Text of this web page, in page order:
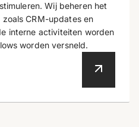
Wij beheren het
CRM-updates en
interne activiteiten worden
worden versneld.